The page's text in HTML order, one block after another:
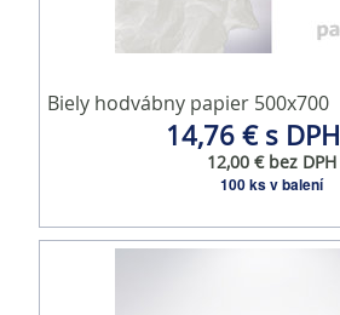
Biely hodvábny papier 500x700
14,76 € s DPH
12,00 € bez DPH
100 ks v balení